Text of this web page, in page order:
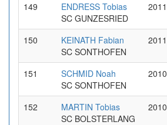
149
ENDRESS Tobias
SC GUNZESRIED
2011
150
KEINATH Fabian
SC SONTHOFEN
2011
151
SCHMID Noah
SC SONTHOFEN
2010
152
MARTIN Tobias
SC BOLSTERLANG
2010